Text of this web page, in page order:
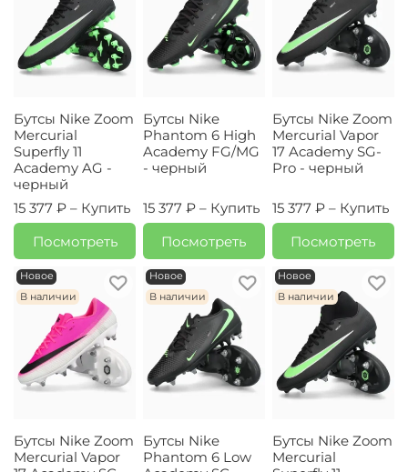
Бутсы Nike Zoom
Mercurial
Superfly 11
Academy AG -
черный
15 377 ₽ – Купить
Посмотреть
Бутсы Nike
Phantom 6 High
Academy FG/MG
- черный
15 377 ₽ – Купить
Посмотреть
Бутсы Nike Zoom
Mercurial Vapor
17 Academy SG-
Pro - черный
15 377 ₽ – Купить
Посмотреть
Новое
В наличии
Бутсы Nike Zoom
Mercurial Vapor
Новое
В наличии
Бутсы Nike
Phantom 6 Low
Новое
В наличии
Бутсы Nike Zoom
Mercurial